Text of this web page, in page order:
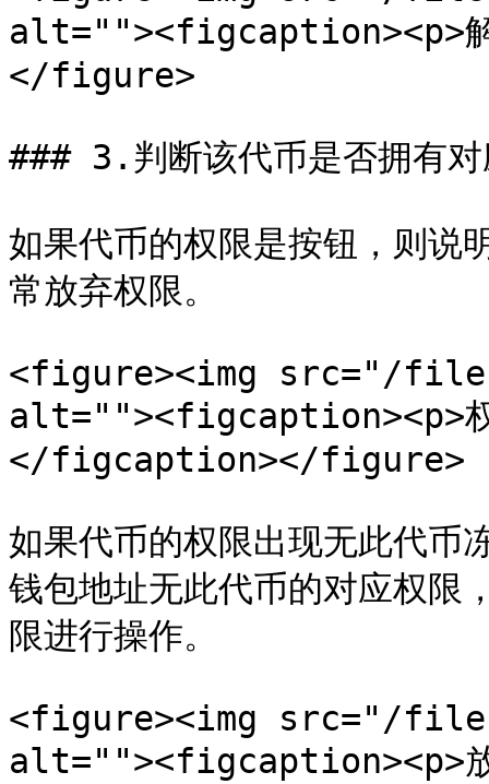
alt=""><figcaption><p>
</figure>
### 3.判断该代币是否拥有对
如果代币的权限是按钮，则说
常放弃权限。
<figure><img src="/files/
alt=""><figcaption><p>权
</figcaption></figure>
如果代币的权限出现无此代
钱包地址无此代币的对应权限
限进行操作。
<figure><img src="/files/
alt=""><figcaption><p>放